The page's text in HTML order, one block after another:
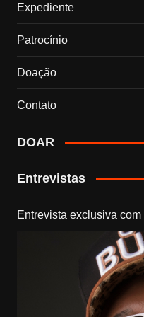
Expediente
Patrocínio
Doação
Contato
DOAR
Entrevistas
Entrevista exclusiva